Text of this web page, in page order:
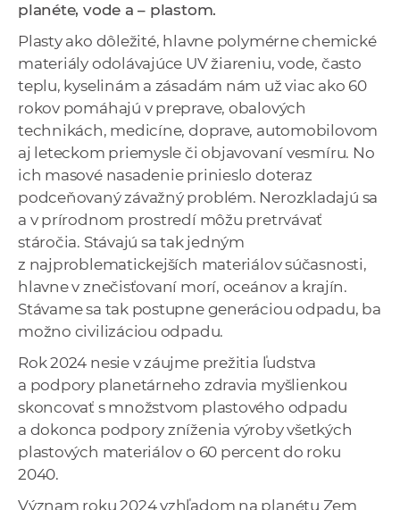
planéte, vode a – plastom.
Plasty ako dôležité, hlavne polymérne chemické
materiály odolávajúce UV žiareniu, vode, často
teplu, kyselinám a zásadám nám už viac ako 60
rokov pomáhajú v preprave, obalových
technikách, medicíne, doprave, automobilovom
aj leteckom priemysle či objavovaní vesmíru. No
ich masové nasadenie prinieslo doteraz
podceňovaný závažný problém. Nerozkladajú sa
a v prírodnom prostredí môžu pretrvávať
stáročia. Stávajú sa tak jedným
z najproblematickejších materiálov súčasnosti,
hlavne v znečisťovaní morí, oceánov a krajín.
Stávame sa tak postupne generáciou odpadu, ba
možno civilizáciou odpadu.
Rok 2024 nesie v záujme prežitia ľudstva
a podpory planetárneho zdravia myšlienkou
skoncovať s množstvom plastového odpadu
a dokonca podpory zníženia výroby všetkých
plastových materiálov o 60 percent do roku
2040.
Význam roku 2024 vzhľadom na planétu Zem